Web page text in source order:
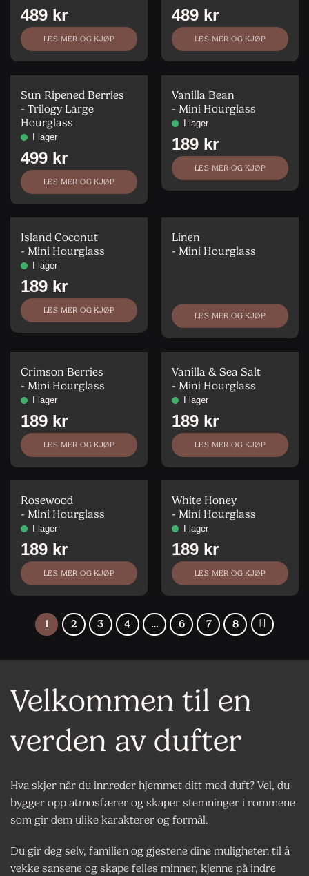
LES MER OG KJØP LES MER OG KJØP
Sun Ripened Berries
- Trilogy Large
Hourglass
LES MER OG KJØP
Vanilla Bean
- Mini Hourglass
LES MER OG KJØP
Island Coconut
- Mini Hourglass
LES MER OG KJØP
Linen
- Mini Hourglass
LES MER OG KJØP
Crimson Berries
- Mini Hourglass
LES MER OG KJØP
Vanilla & Sea Salt
- Mini Hourglass
LES MER OG KJØP
Rosewood
- Mini Hourglass
LES MER OG KJØP
White Honey
- Mini Hourglass
LES MER OG KJØP
1 2 3 4 … 6 7 8
Velkommen til en
verden av dufter
Hva skjer når du innreder hjemmet ditt med duft? Vel, du
bygger opp atmosfærer og skaper stemninger i rommene
som gir dem ulike karakterer og formål.
Du gir deg selv, familien og gjestene dine muligheten til å
vekke sansene og skape felles minner, kjenne på indre